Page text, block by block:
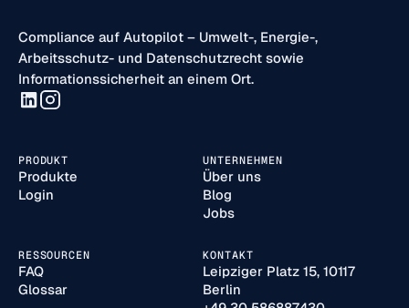
Compliance auf Autopilot – Umwelt-, Energie-,
Arbeitsschutz- und Datenschutzrecht sowie
Informationssicherheit an einem Ort.
PRODUKT
Produkte
Login
UNTERNEHMEN
Über uns
Blog
Jobs
RESSOURCEN
FAQ
Glossar
KONTAKT
Leipziger Platz 15, 10117
Berlin